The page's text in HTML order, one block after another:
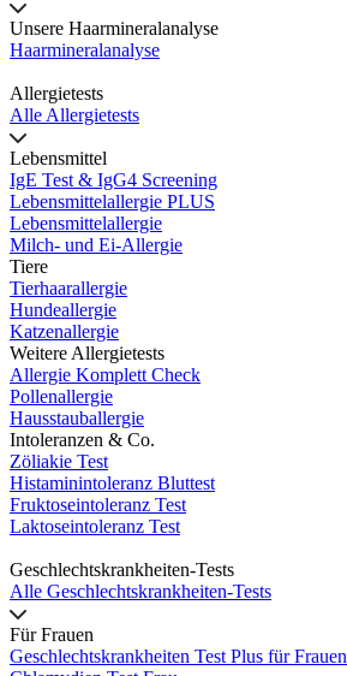
Unsere Haarmineralanalyse
Haarmineralanalyse
Allergietests
Alle Allergietests
Lebensmittel
IgE Test & IgG4 Screening
Lebensmittelallergie PLUS
Lebensmittelallergie
Milch- und Ei-Allergie
Tiere
Tierhaarallergie
Hundeallergie
Katzenallergie
Weitere Allergietests
Allergie Komplett Check
Pollenallergie
Hausstauballergie
Intoleranzen & Co.
Zöliakie Test
Histaminintoleranz Bluttest
Fruktoseintoleranz Test
Laktoseintoleranz Test
Geschlechtskrankheiten-Tests
Alle Geschlechtskrankheiten-Tests
Für Frauen
Geschlechtskrankheiten Test Plus für Frauen